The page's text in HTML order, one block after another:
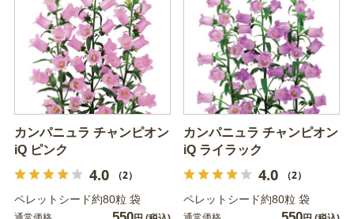
カンパニュラ チャンピオン
iQ ピンク
4.0 （2）
ペレットシード約80粒 袋
カンパニュラ チャンピオン
iQ ライラック
4.0 （2）
ペレットシード約80粒 袋